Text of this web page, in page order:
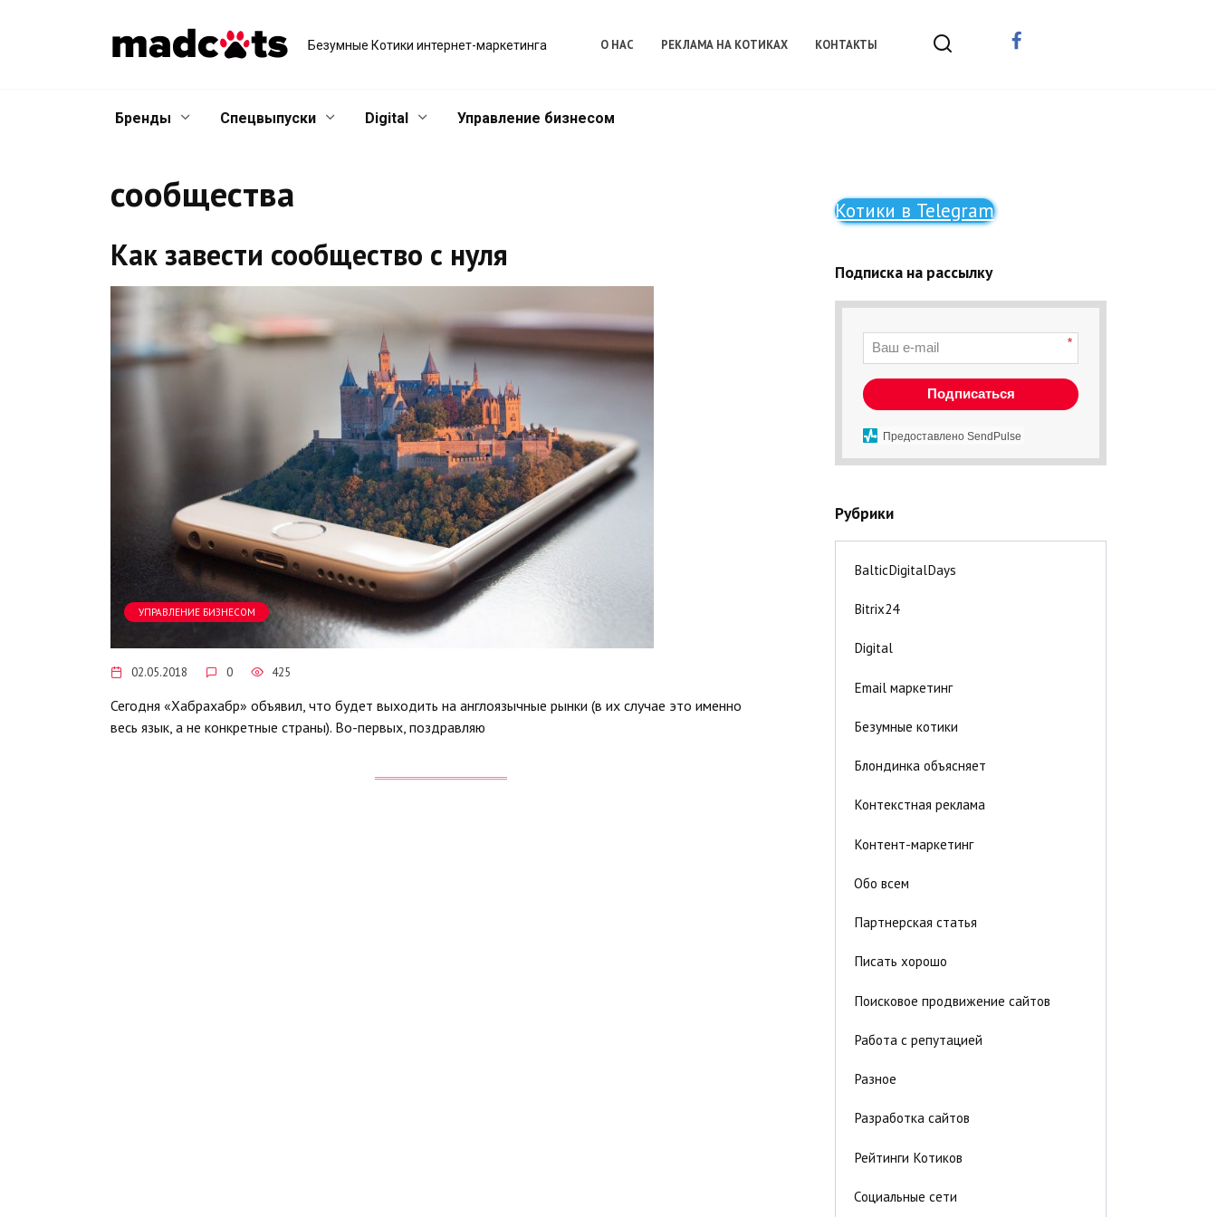
Безумные Котики интернет-маркетинга О НАС РЕКЛАМА НА КОТИКАХ КОНТАКТЫ
Бренды Спецвыпуски Digital Управление бизнесом
сообщества
Как завести сообщество с нуля
УПРАВЛЕНИЕ БИЗНЕСОМ
02.05.2018 0 425
Сегодня «Хабрахабр» объявил, что будет выходить на англоязычные рынки (в их случае это именно
весь язык, а не конкретные страны). Во-первых, поздравляю
Котики в Telegram
Подписка на рассылку
*
Подписаться
Предоставлено SendPulse
Рубрики
BalticDigitalDays
Bitrix24
Digital
Email маркетинг
Безумные котики
Блондинка объясняет
Контекстная реклама
Контент-маркетинг
Обо всем
Партнерская статья
Писать хорошо
Поисковое продвижение сайтов
Работа с репутацией
Разное
Разработка сайтов
Рейтинги Котиков
Социальные сети